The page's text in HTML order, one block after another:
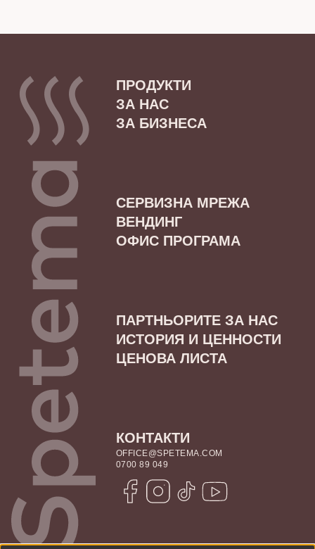
ПРОДУКТИ
ЗА НАС
ЗА БИЗНЕСА
СЕРВИЗНА МРЕЖА
ВЕНДИНГ
ОФИС ПРОГРАМА
ПАРТНЬОРИТЕ ЗА НАС
ИСТОРИЯ И ЦЕННОСТИ
ЦЕНОВА ЛИСТА
КОНТАКТИ
OFFICE@SPETEMA.COM
0700 89 049